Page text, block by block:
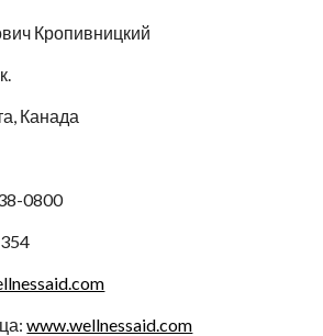
Кропивницкий
Канада
0800
www.wellnessaid.com